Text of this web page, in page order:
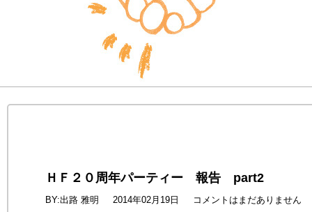
ＨＦ２０周年パーティー 報告 part2
BY:出路 雅明 2014年02月19日 コメントはまだありません